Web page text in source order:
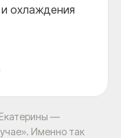
охлаждения
—
Именно так